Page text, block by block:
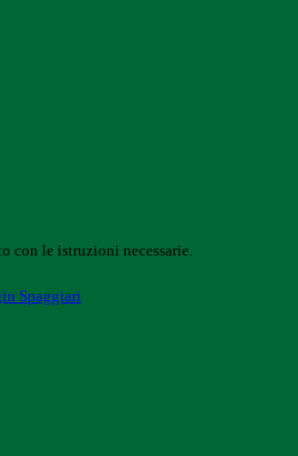
con le istruzioni necessarie.
Spaggiari